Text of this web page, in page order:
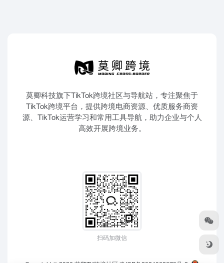
莫卿科技旗下TikTok跨境社区与导航站，专注聚焦于
TikTok跨境平台，提供跨境电商资源、优质服务商资
源、TikTok运营学习和常用工具导航，助力企业与个人
高效开展跨境业务。
扫码加微信